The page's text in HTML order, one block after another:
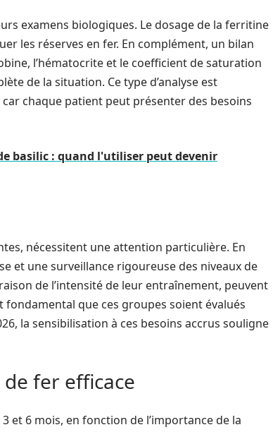
examens biologiques. Le dosage de la ferritine
les réserves en fer. En complément, un bilan
l’hématocrite et le coefficient de saturation
de la situation. Ce type d’analyse est
chaque patient peut présenter des besoins
basilic : quand l'utiliser peut devenir
nécessitent une attention particulière. En
et une surveillance rigoureuse des niveaux de
de l’intensité de leur entraînement, peuvent
fondamental que ces groupes soient évalués
la sensibilisation à ces besoins accrus souligne
fer efficace
et 6 mois, en fonction de l’importance de la